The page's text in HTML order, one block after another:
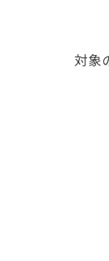
対象